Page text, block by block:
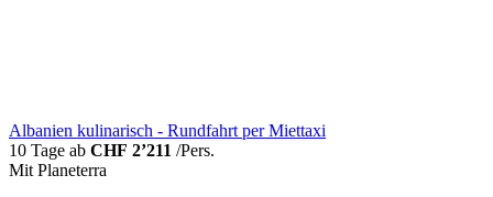
Albanien kulinarisch - Rundfahrt per Miettaxi
10 Tage ab CHF 2’211 /Pers.
Mit Planeterra